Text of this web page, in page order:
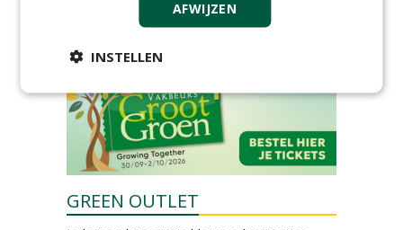
GREEN OUTLET
AFWIJZEN
INSTELLEN